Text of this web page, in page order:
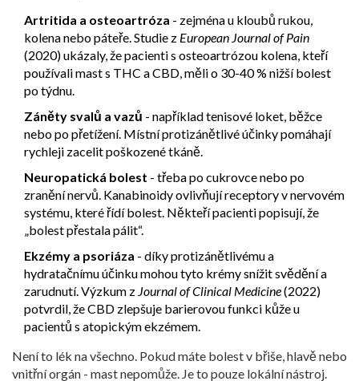
Artritida a osteoartróza - zejména u kloubů rukou,
kolena nebo páteře. Studie z European Journal of Pain
(2020) ukázaly, že pacienti s osteoartrózou kolena, kteří
používali mast s THC a CBD, měli o 30-40 % nižší bolest
po týdnu.
Záněty svalů a vazů - například tenisové loket, běžce
nebo po přetížení. Místní protizánětlivé účinky pomáhají
rychleji zacelit poškozené tkáně.
Neuropatická bolest - třeba po cukrovce nebo po
zranění nervů. Kanabinoidy ovlivňují receptory v nervovém
systému, které řídí bolest. Někteří pacienti popisují, že
„bolest přestala pálit“.
Ekzémy a psoriáza - díky protizánětlivému a
hydratačnímu účinku mohou tyto krémy snížit svědění a
zarudnutí. Výzkum z Journal of Clinical Medicine(2022)
potvrdil, že CBD zlepšuje barierovou funkci kůže u
pacientů s atopickým ekzémem.
Není to lék na všechno. Pokud máte bolest v břiše, hlavě nebo
vnitřní orgán - mast nepomůže. Je to pouze lokální nástroj.